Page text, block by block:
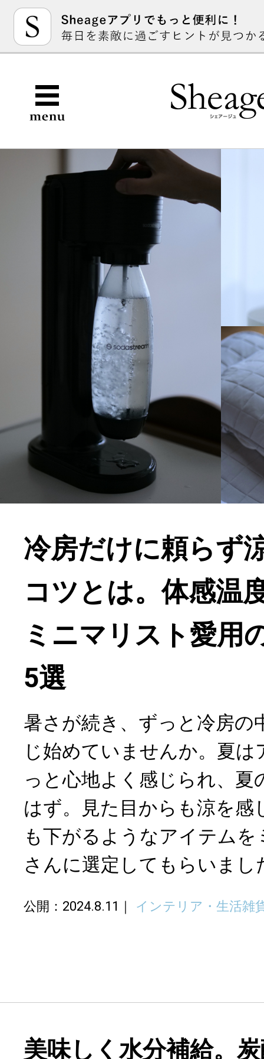
冷房だけに頼らず
コツとは。体感温
ミニマリスト愛用
5選
暑さが続き、ずっと冷房の
じ始めていませんか。夏
っと心地よく感じられ、夏
はず。見た目からも涼を感
も下がるようなアイテム
さんに選定してもらいまし
公開：2024.8.11 インテリア・生活雑
美味しく水分補給。